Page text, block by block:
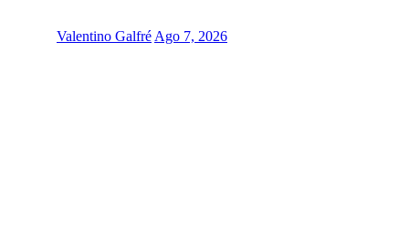
Valentino Galfré Ago 7, 2026